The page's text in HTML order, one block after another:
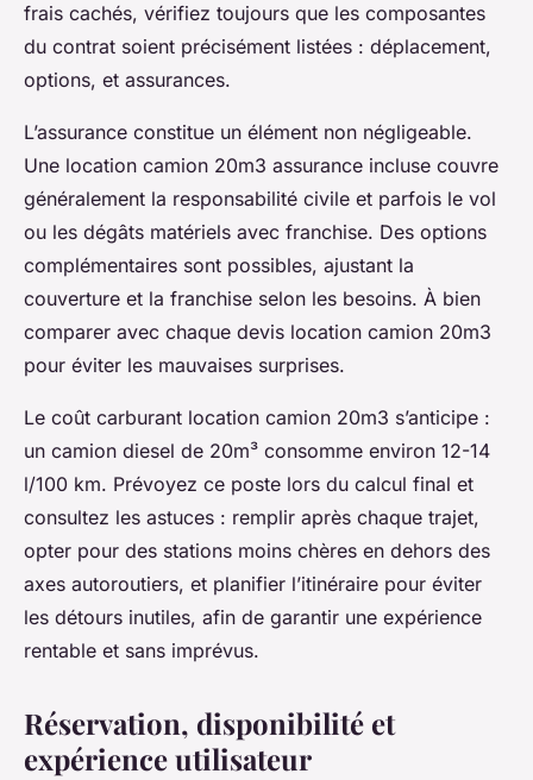
frais cachés, vérifiez toujours que les composantes
du contrat soient précisément listées : déplacement,
options, et assurances.
L’assurance constitue un élément non négligeable.
Une location camion 20m3 assurance incluse couvre
généralement la responsabilité civile et parfois le vol
ou les dégâts matériels avec franchise. Des options
complémentaires sont possibles, ajustant la
couverture et la franchise selon les besoins. À bien
comparer avec chaque devis location camion 20m3
pour éviter les mauvaises surprises.
Le coût carburant location camion 20m3 s’anticipe :
un camion diesel de 20m³ consomme environ 12-14
l/100 km. Prévoyez ce poste lors du calcul final et
consultez les astuces : remplir après chaque trajet,
opter pour des stations moins chères en dehors des
axes autoroutiers, et planifier l’itinéraire pour éviter
les détours inutiles, afin de garantir une expérience
rentable et sans imprévus.
Réservation, disponibilité et
expérience utilisateur